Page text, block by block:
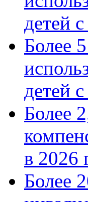
детей
Более
детей
Более
в 2026
Более